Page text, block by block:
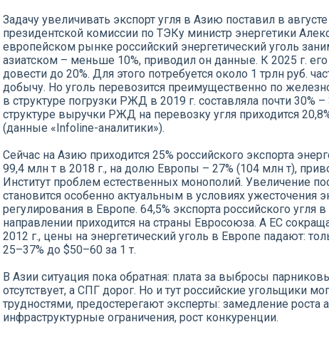
Задачу увеличивать экспорт угля в Азию поставил в
президентской комиссии по ТЭКу министр энергетики
европейском рынке российский энергетический уголь
азиатском – меньше 10%, приводил он данные. К 2025 г.
довести до 20%. Для этого потребуется около 1 трлн руб.
добычу. Но уголь перевозится преимущественно по
в структуре погрузки РЖД в 2019 г. составляла почти 30%
структуре выручки РЖД на перевозку угля приходится
(данные «Infoline-аналитики»).
Сейчас на Азию приходится 25% российского экспорта
99,4 млн т в 2018 г., на долю Европы – 27% (104 млн т),
Институт проблем естественных монополий. Увеличение
становится особенно актуальным в условиях ужесточения
регулирования в Европе. 64,5% экспорта российского угля
направлении приходится на страны Евросоюза. А ЕС
2012 г., цены на энергетический уголь в Европе падают:
25–37% до $50–60 за 1 т.
В Азии ситуация пока обратная: плата за выбросы
отсутствует, а СПГ дорог. Но и тут российские угольщики
трудностями, предостерегают эксперты: замедление роста
инфраструктурные ограничения, рост конкуренции.